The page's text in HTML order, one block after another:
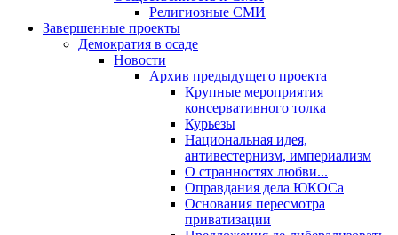
Религиозные СМИ
Завершенные проекты
Демократия в осаде
Новости
Архив предыдущего проекта
Крупные мероприятия
консервативного толка
Курьезы
Национальная идея,
антивестернизм, империализм
О странностях любви...
Оправдания дела ЮКОСа
Основания пересмотра
приватизации